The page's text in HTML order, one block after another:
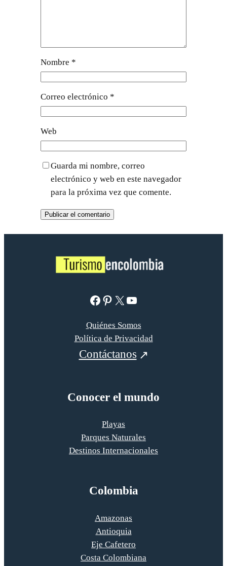
Nombre *
Correo electrónico *
Web
Guarda mi nombre, correo
electrónico y web en este navegador
para la próxima vez que comente.
Facebook Pinterest X YouTube
Quiénes Somos
Política de Privacidad
Contáctanos
Conocer el mundo
Playas
Parques Naturales
Destinos Internacionales
Colombia
Amazonas
Antioquia
Eje Cafetero
Costa Colombiana